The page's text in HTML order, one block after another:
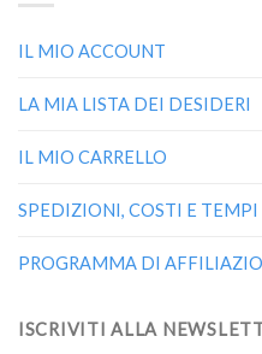
IL MIO ACCOUNT
LA MIA LISTA DEI DESIDERI
IL MIO CARRELLO
SPEDIZIONI, COSTI E
PROGRAMMA DI
ISCRIVITI ALLA